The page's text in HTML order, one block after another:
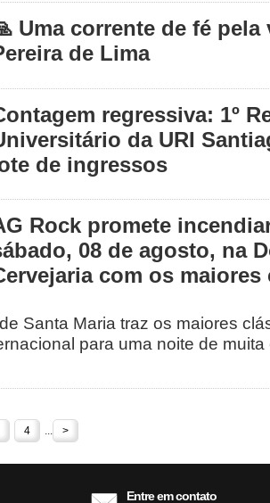
Uma corrente de fé pela
de Lima
regressiva: 1º
da URI
de ingressos
Rock promete
08 de agosto, na
com os
Santa Maria traz os maiores
para uma noite de
4 ... >
Entre em contato